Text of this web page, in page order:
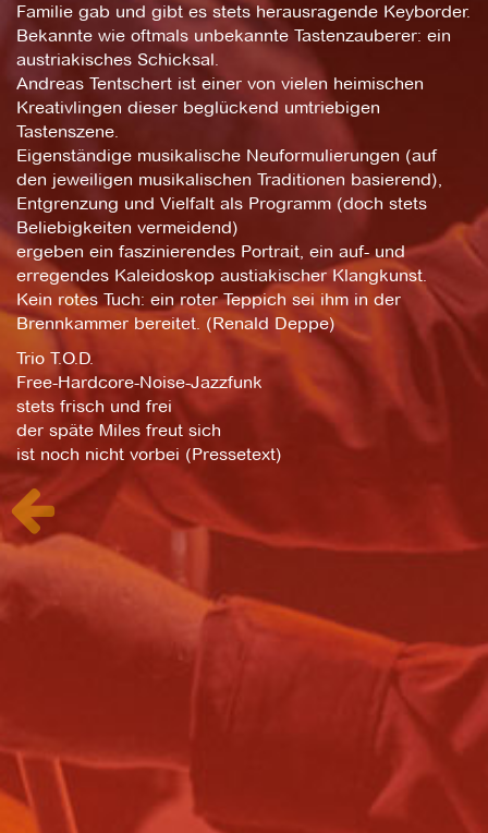
Familie gab und gibt es stets herausragende Keyborder.
Bekannte wie oftmals unbekannte Tastenzauberer: ein
austriakisches Schicksal.
Andreas Tentschert ist einer von vielen heimischen
Kreativlingen dieser beglückend umtriebigen
Tastenszene.
Eigenständige musikalische Neuformulierungen (auf
den jeweiligen musikalischen Traditionen basierend),
Entgrenzung und Vielfalt als Programm (doch stets
Beliebigkeiten vermeidend)
ergeben ein faszinierendes Portrait, ein auf- und
erregendes Kaleidoskop austiakischer Klangkunst.
Kein rotes Tuch: ein roter Teppich sei ihm in der
Brennkammer bereitet. (Renald Deppe)
Trio T.O.D.
Free-Hardcore-Noise-Jazzfunk
stets frisch und frei
der späte Miles freut sich
ist noch nicht vorbei (Pressetext)